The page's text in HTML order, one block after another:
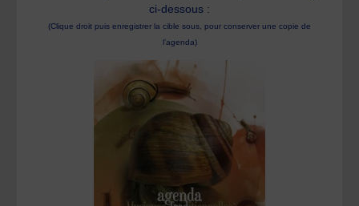
ci-dessous :
(Clique droit puis enregistrer la cible sous, pour conserver une copie de
l’agenda)